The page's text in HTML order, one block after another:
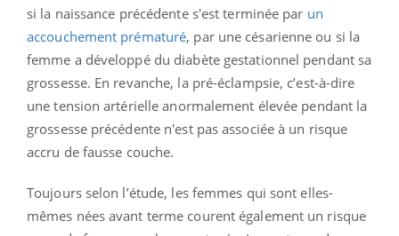
si la naissance précédente s'est terminée par un
accouchement prématuré, par une césarienne ou si la
femme a développé du diabète gestationnel pendant sa
grossesse. En revanche, la pré-éclampsie, c’est-à-dire
une tension artérielle anormalement élevée pendant la
grossesse précédente n'est pas associée à un risque
accru de fausse couche.
Toujours selon l’étude, les femmes qui sont elles-
mêmes nées avant terme courent également un risque